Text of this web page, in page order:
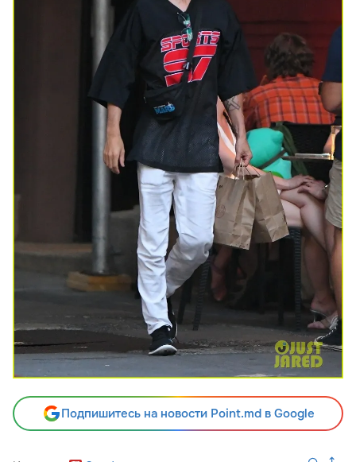
Подпишитесь на новости Point.md в Google